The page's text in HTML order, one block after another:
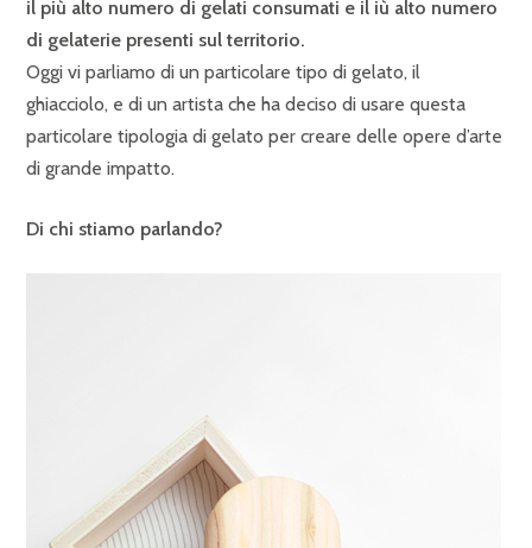
il più alto numero di gelati consumati e il iù alto numero
di gelaterie presenti sul territorio.
Oggi vi parliamo di un particolare tipo di gelato, il
ghiacciolo, e di un artista che ha deciso di usare questa
particolare tipologia di gelato per creare delle opere d’arte
di grande impatto.
Di chi stiamo parlando?